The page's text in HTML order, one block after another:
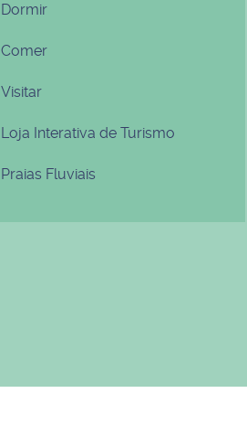
Dormir
Comer
Visitar
Loja Interativa de Turismo
Praias Fluviais